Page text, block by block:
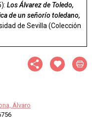
Los Álvarez de Toledo,
de un señorío toledano,
de Sevilla (Colección
Álvaro